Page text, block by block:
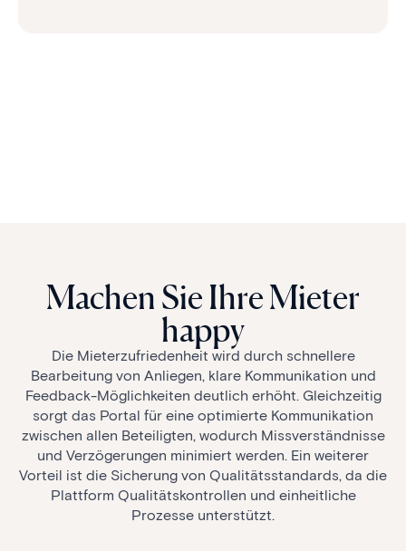
Machen Sie Ihre Mieter
happy
Die Mieterzufriedenheit wird durch schnellere
Bearbeitung von Anliegen, klare Kommunikation und
Feedback-Möglichkeiten deutlich erhöht. Gleichzeitig
sorgt das Portal für eine optimierte Kommunikation
zwischen allen Beteiligten, wodurch Missverständnisse
und Verzögerungen minimiert werden. Ein weiterer
Vorteil ist die Sicherung von Qualitätsstandards, da die
Plattform Qualitätskontrollen und einheitliche
Prozesse unterstützt.